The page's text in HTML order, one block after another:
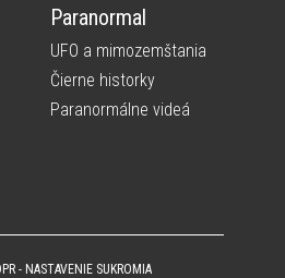
Paranormal
UFO a mimozemštania
Čierne historky
Paranormálne videá
- NASTAVENIE SUKROMIA